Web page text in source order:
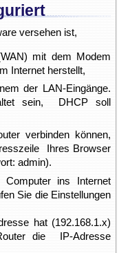
versehen ist,
mit dem Modem
Internet herstellt,
der LAN-Eingänge.
sein, DHCP soll
verbinden können,
Ihres Browser
admin).
ins Internet
Sie die Einstellungen
hat (192.168.1.x)
die IP-Adresse